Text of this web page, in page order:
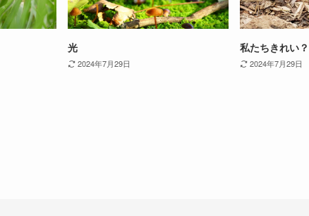
光
2024年7月29日
私たちきれい？
2024年7月29日